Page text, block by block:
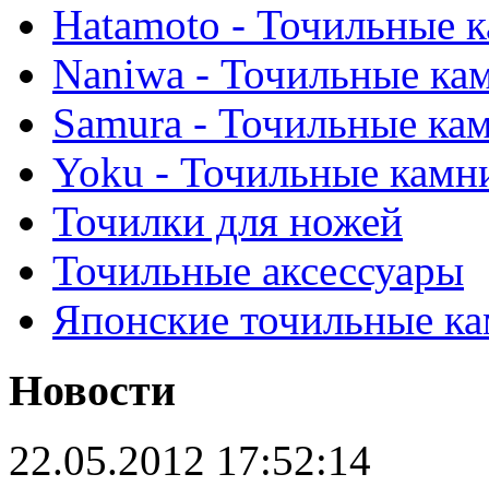
Hatamoto - Точильные
Naniwa - Точильные
Samura - Точильные
Yoku - Точильные
Точилки для ножей
Точильные аксессуары
Японские точильные
Новости
22.05.2012 17:52:14